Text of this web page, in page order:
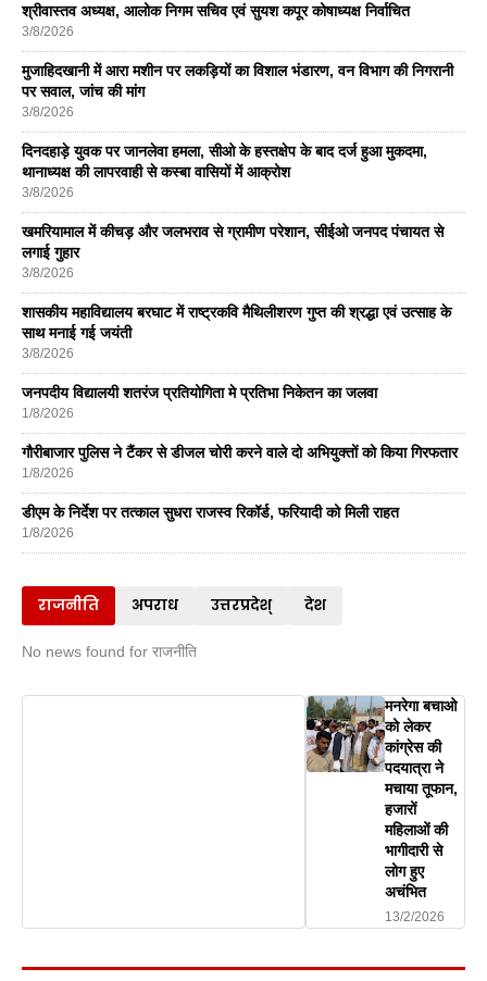
श्रीवास्तव अध्यक्ष, आलोक निगम सचिव एवं सुयश कपूर कोषाध्यक्ष निर्वाचित
3/8/2026
मुजाहिदखानी में आरा मशीन पर लकड़ियों का विशाल भंडारण, वन विभाग की निगरानी
पर सवाल, जांच की मांग
3/8/2026
दिनदहाड़े युवक पर जानलेवा हमला, सीओ के हस्तक्षेप के बाद दर्ज हुआ मुकदमा,
थानाध्यक्ष की लापरवाही से कस्बा वासियों में आक्रोश
3/8/2026
खमरियामाल में कीचड़ और जलभराव से ग्रामीण परेशान, सीईओ जनपद पंचायत से
लगाई गुहार
3/8/2026
शासकीय महाविद्यालय बरघाट में राष्ट्रकवि मैथिलीशरण गुप्त की श्रद्धा एवं उत्साह के
साथ मनाई गई जयंती
3/8/2026
जनपदीय विद्यालयी शतरंज प्रतियोगिता मे प्रतिभा निकेतन का जलवा
1/8/2026
गौरीबाजार पुलिस ने टैंकर से डीजल चोरी करने वाले दो अभियुक्तों को किया गिरफतार
1/8/2026
डीएम के निर्देश पर तत्काल सुधरा राजस्व रिकॉर्ड, फरियादी को मिली राहत
1/8/2026
राजनीति अपराध उत्तरप्रदेश् देश
No news found for राजनीति
मनरेगा बचाओ
को लेकर
कांग्रेस की
पदयात्रा ने
मचाया तूफान,
हजारों
महिलाओं की
भागीदारी से
लोग हुए
अचंभित
13/2/2026